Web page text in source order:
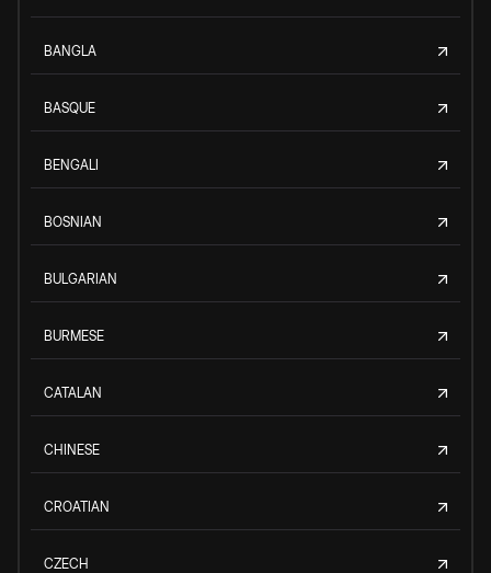
BANGLA
BASQUE
BENGALI
BOSNIAN
BULGARIAN
BURMESE
CATALAN
CHINESE
CROATIAN
CZECH